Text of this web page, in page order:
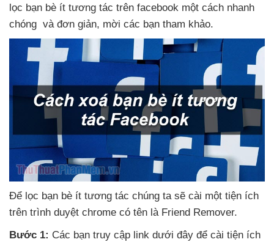
lọc bạn bè ít tương tác trên facebook một cách nhanh
chóng và đơn giản, mời các bạn tham khảo.
Để lọc bạn bè ít tương tác chúng ta sẽ cài một tiện ích
trên trình duyệt chrome có tên là Friend Remover.
Bước 1: Các bạn truy cập link dưới đây để cài tiện ích